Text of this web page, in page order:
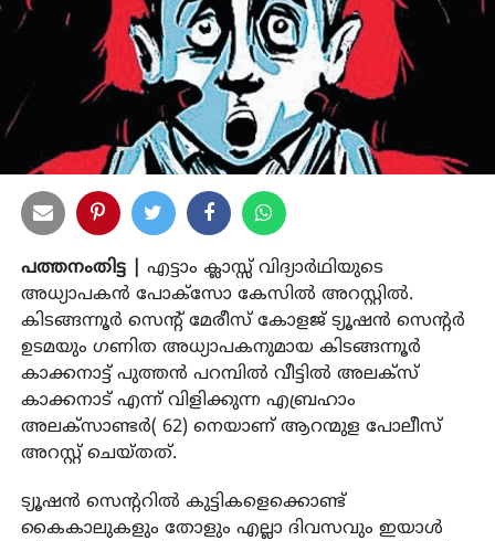
പത്തനംതിട്ട |
എട്ടാം ക്ലാസ്സ് വിദ്യാര്‍ഥിയുടെ
അധ്യാപകന്‍ പോക്സോ കേസില്‍ അറസ്റ്റില്‍.
കിടങ്ങന്നൂര്‍ സെന്റ് മേരീസ് കോളജ് ട്യൂഷന്‍ സെന്റര്‍
ഉടമയും ഗണിത അധ്യാപകനുമായ കിടങ്ങന്നൂര്‍
കാക്കനാട്ട് പുത്തന്‍ പറമ്പില്‍ വീട്ടില്‍ അലക്സ്
കാക്കനാട് എന്ന് വിളിക്കുന്ന എബ്രഹാം
അലക്സാണ്ടര്‍( 62) നെയാണ് ആറന്മുള പോലീസ്
അറസ്റ്റ് ചെയ്തത്.
ട്യൂഷന്‍ സെന്ററില്‍ കുട്ടികളെക്കൊണ്ട്
കൈകാലുകളും തോളും എല്ലാ ദിവസവും ഇയാള്‍